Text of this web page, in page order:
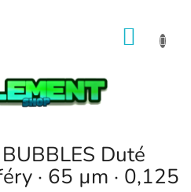
Duté
· 65 µm · 0,125